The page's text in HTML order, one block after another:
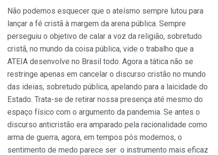
Não podemos esquecer que o ateísmo sempre lutou para
lançar a fé cristã à margem da arena pública. Sempre
perseguiu o objetivo de calar a voz da religião, sobretudo
cristã, no mundo da coisa pública, vide o trabalho que a
ATEIA desenvolve no Brasil todo. Agora a tática não se
restringe apenas em cancelar o discurso cristão no mundo
das ideias, sobretudo pública, apelando para a laicidade do
Estado. Trata-se de retirar nossa presença até mesmo do
espaço físico com o argumento da pandemia. Se antes o
discurso anticristão era amparado pela racionalidade como
arma de guerra, agora, em tempos pós modernos, o
sentimento de medo parece ser o instrumento mais eficaz